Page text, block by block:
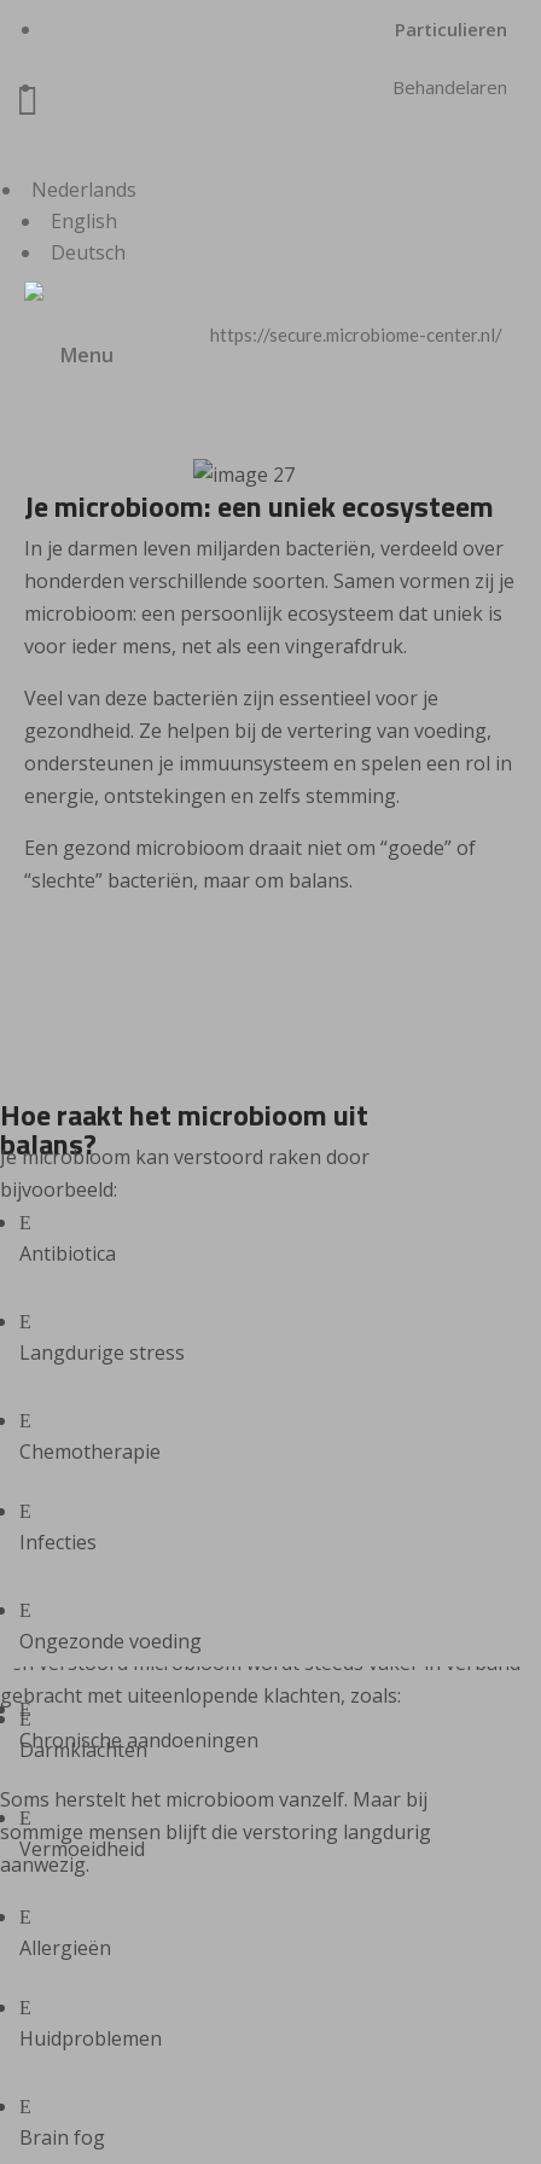
Particulieren
Behandelaren
Nederlands
English
Deutsch
https://secure.microbiome-center.nl/
Menu
Je microbioom: een uniek ecosysteem
In je darmen leven miljarden bacteriën, verdeeld over
honderden verschillende soorten. Samen vormen zij je
microbioom: een persoonlijk ecosysteem dat uniek is
voor ieder mens, net als een vingerafdruk.
Veel van deze bacteriën zijn essentieel voor je
gezondheid. Ze helpen bij de vertering van voeding,
ondersteunen je immuunsysteem en spelen een rol in
energie, ontstekingen en zelfs stemming.
Een gezond microbioom draait niet om “goede” of
“slechte” bacteriën, maar om balans.
Hoe raakt het microbioom uit
balans?
Je microbioom kan verstoord raken door
bijvoorbeeld:
E
Antibiotica
E
Langdurige stress
E
Chemotherapie
E
Infecties
E
Ongezonde voeding
E
Chronische aandoeningen
Soms herstelt het microbioom vanzelf. Maar bij
sommige mensen blijft die verstoring langdurig
aanwezig.
Een verstoord microbioom wordt steeds vaker in verband
gebracht met uiteenlopende klachten, zoals:
E
Darmklachten
E
Vermoeidheid
E
Allergieën
E
Huidproblemen
E
Brain fog
